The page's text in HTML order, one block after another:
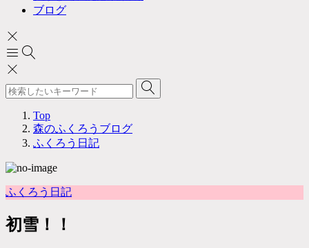
ブログ
Top
森のふくろうブログ
ふくろう日記
ふくろう日記
初雪！！